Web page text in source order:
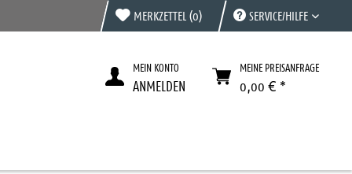
MERKZETTEL (0) SERVICE/HILFE
MEIN KONTO
ANMELDEN
MEINE PREISANFRAGE
0,00 € *